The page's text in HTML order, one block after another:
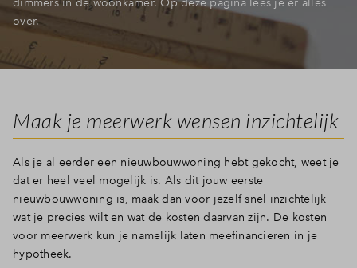
over.
Maak je meerwerk wensen inzichtelijk
Als je al eerder een nieuwbouwwoning hebt gekocht, weet je
dat er heel veel mogelijk is. Als dit jouw eerste
nieuwbouwwoning is, maak dan voor jezelf snel inzichtelijk
wat je precies wilt en wat de kosten daarvan zijn. De kosten
voor meerwerk kun je namelijk laten meefinancieren in je
hypotheek.